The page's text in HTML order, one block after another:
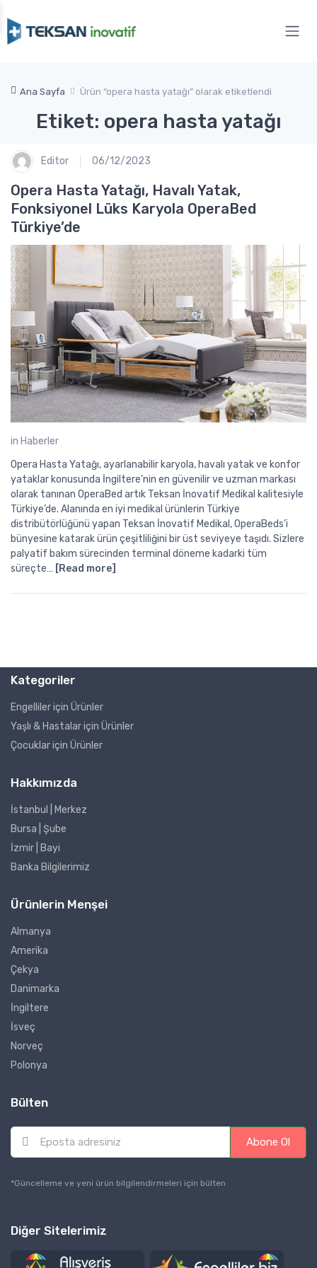
Ana Sayfa Ürün “opera hasta yatağı” olarak etiketlendi
Etiket: opera hasta yatağı
Editor 06/12/2023
Opera Hasta Yatağı, Havalı Yatak,
Fonksiyonel Lüks Karyola OperaBed
Türkiye’de
in Haberler
Opera Hasta Yatağı, ayarlanabilir karyola, havalı yatak ve konfor
yataklar konusunda İngiltere’nin en güvenilir ve uzman markası
olarak tanınan OperaBed artık Teksan İnovatif Medikal kalitesiyle
Türkiye’de. Alanında en iyi medikal ürünlerin Türkiye
distribütörlüğünü yapan Teksan İnovatif Medikal, OperaBeds’i
bünyesine katarak ürün çeşitliliğini bir üst seviyeye taşıdı. Sizlere
palyatif bakım sürecinden terminal döneme kadarki tüm
süreçte… [Read more]
Kategoriler
Engelliler için Ürünler
Yaşlı & Hastalar için Ürünler
Çocuklar için Ürünler
Hakkımızda
İstanbul | Merkez
Bursa | Şube
İzmir | Bayi
Banka Bilgilerimiz
Ürünlerin Menşei
Almanya
Amerika
Çekya
Danimarka
İngiltere
İsveç
Norveç
Polonya
Bülten
E
a
l
Abone Ol
*Güncelleme ve yeni ürün bilgilendirmeleri için bülten
Diğer Sitelerimiz